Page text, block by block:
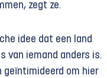
zegt ze.
idee dat een land
van iemand anders is.
geïntimideerd om hier